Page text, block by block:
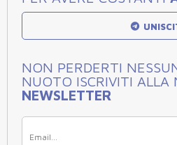
NON PERDERTI
NUOTO ISCRIVITI ALLA
NEWSLETTER